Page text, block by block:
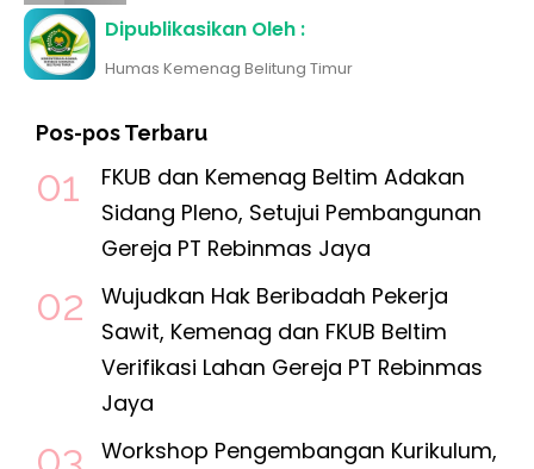
Dipublikasikan Oleh :
Humas Kemenag Belitung Timur
Pos-pos Terbaru
FKUB dan Kemenag Beltim Adakan
Sidang Pleno, Setujui Pembangunan
Gereja PT Rebinmas Jaya
Wujudkan Hak Beribadah Pekerja
Sawit, Kemenag dan FKUB Beltim
Verifikasi Lahan Gereja PT Rebinmas
Jaya
Workshop Pengembangan Kurikulum,